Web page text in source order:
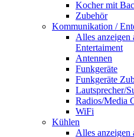
Kocher mit
Zubehör
Kommunikation /
Alles
Entertaiment
Antennen
Funkgeräte
Funkgeräte
Lautsprecher/
Radios/Media
WiFi
Kühlen
Alles anzeigen